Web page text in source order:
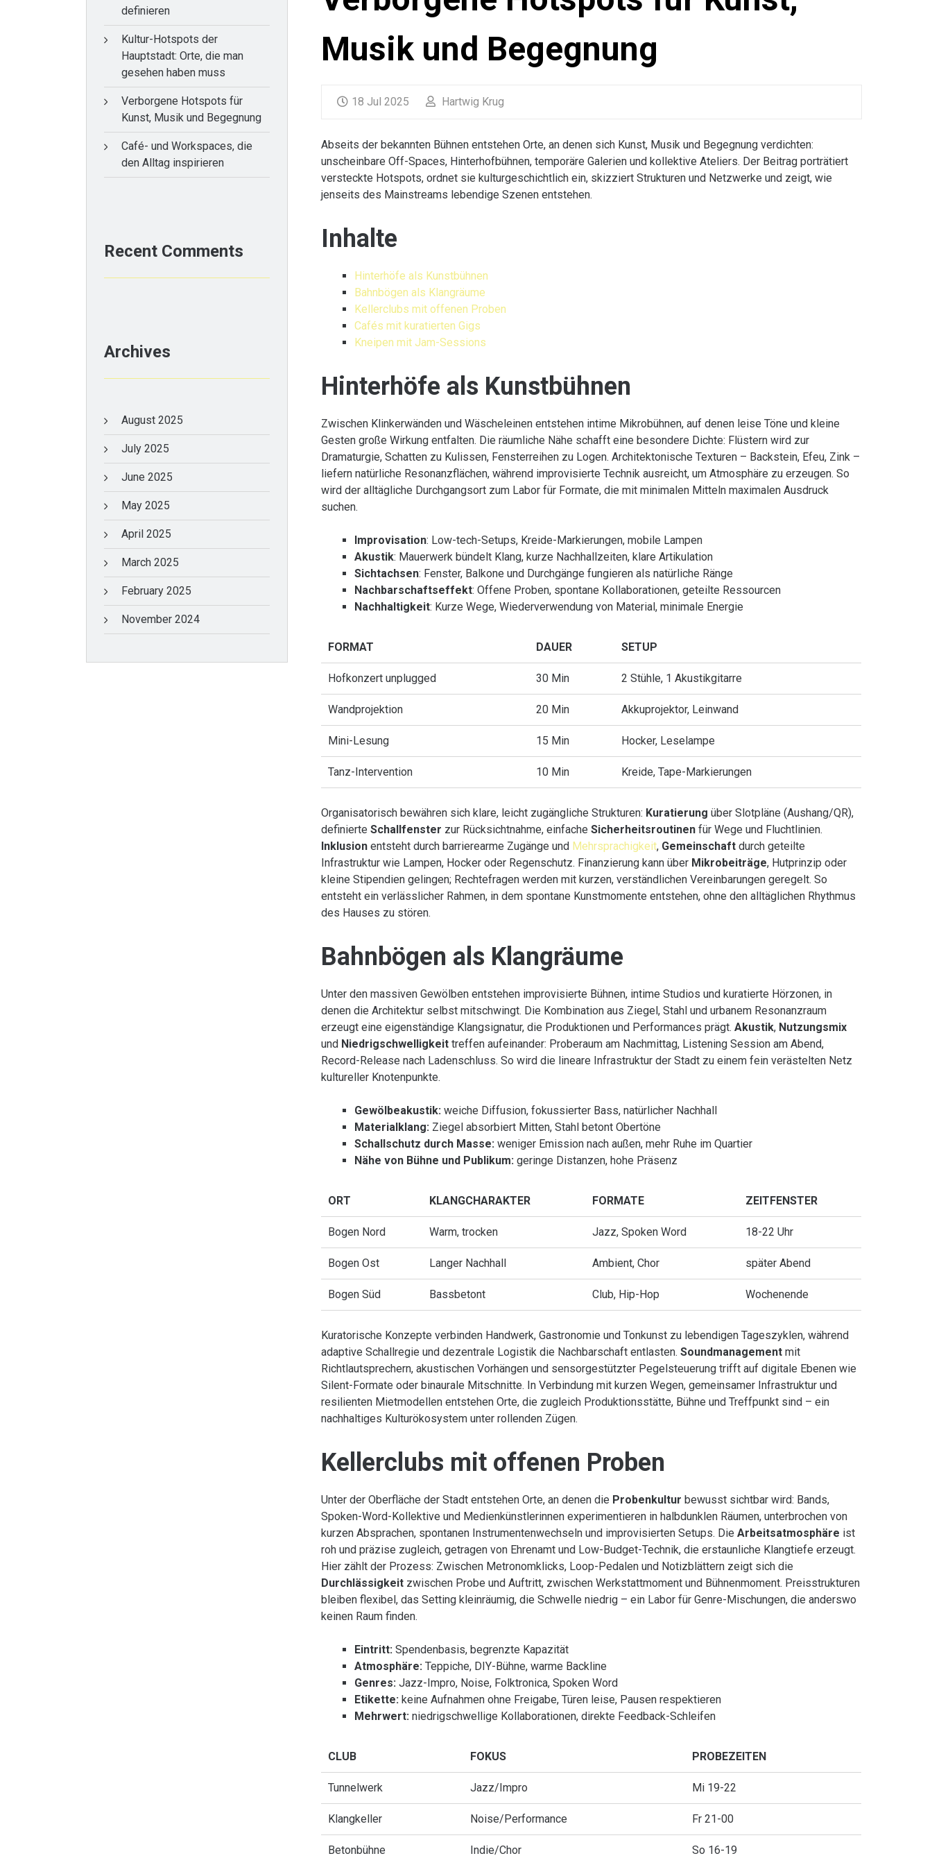
definieren
Kultur-Hotspots der
Hauptstadt: Orte, die man
gesehen haben muss
Verborgene Hotspots für
Kunst, Musik und Begegnung
Café- und Workspaces, die
den Alltag inspirieren
Recent Comments
Archives
August 2025
July 2025
June 2025
May 2025
April 2025
March 2025
February 2025
November 2024
Musik und Begegnung
18 Jul 2025 Hartwig Krug
Abseits der bekannten Bühnen entstehen Orte, an denen sich Kunst, Musik und Begegnung verdichten:
unscheinbare Off-Spaces, Hinterhofbühnen, temporäre Galerien und kollektive Ateliers. Der Beitrag porträtiert
versteckte Hotspots, ordnet sie kulturgeschichtlich ein, skizziert Strukturen und Netzwerke und zeigt, wie
jenseits des Mainstreams lebendige Szenen entstehen.
Inhalte
Hinterhöfe als Kunstbühnen
Bahnbögen als Klangräume
Kellerclubs mit offenen Proben
Cafés mit kuratierten Gigs
Kneipen mit Jam-Sessions
Hinterhöfe als Kunstbühnen
Zwischen Klinkerwänden und Wäscheleinen entstehen intime Mikrobühnen, auf denen leise Töne und kleine
Gesten große Wirkung entfalten. Die räumliche Nähe schafft eine besondere Dichte: Flüstern wird zur
Dramaturgie, Schatten zu Kulissen, Fensterreihen zu Logen. Architektonische Texturen – Backstein, Efeu, Zink –
liefern natürliche Resonanzflächen, während improvisierte Technik ausreicht, um Atmosphäre zu erzeugen. So
wird der alltägliche Durchgangsort zum Labor für Formate, die mit minimalen Mitteln maximalen Ausdruck
suchen.
Improvisation: Low-tech-Setups, Kreide-Markierungen, mobile Lampen
Akustik: Mauerwerk bündelt Klang, kurze Nachhallzeiten, klare Artikulation
Sichtachsen: Fenster, Balkone und Durchgänge fungieren als natürliche Ränge
Nachbarschaftseffekt: Offene Proben, spontane Kollaborationen, geteilte Ressourcen
Nachhaltigkeit: Kurze Wege, Wiederverwendung von Material, minimale Energie
FORMAT DAUER SETUP
Hofkonzert unplugged 30 Min 2 Stühle, 1 Akustikgitarre
Wandprojektion 20 Min Akkuprojektor, Leinwand
Mini-Lesung 15 Min Hocker, Leselampe
Tanz-Intervention 10 Min Kreide, Tape-Markierungen
Organisatorisch bewähren sich klare, leicht zugängliche Strukturen: Kuratierung über Slotpläne (Aushang/QR),
definierteSchallfenster zur Rücksichtnahme, einfacheSicherheitsroutinen für Wege und Fluchtlinien.
Inklusion entsteht durch barrierearme Zugänge und Mehrsprachigkeit, Gemeinschaft durch geteilte
Infrastruktur wie Lampen, Hocker oder Regenschutz. Finanzierung kann über Mikrobeiträge, Hutprinzip oder
kleine Stipendien gelingen; Rechtefragen werden mit kurzen, verständlichen Vereinbarungen geregelt. So
entsteht ein verlässlicher Rahmen, in dem spontane Kunstmomente entstehen, ohne den alltäglichen Rhythmus
des Hauses zu stören.
Bahnbögen als Klangräume
Unter den massiven Gewölben entstehen improvisierte Bühnen, intime Studios und kuratierte Hörzonen, in
denen die Architektur selbst mitschwingt. Die Kombination aus Ziegel, Stahl und urbanem Resonanzraum
erzeugt eine eigenständige Klangsignatur, die Produktionen und Performances prägt.Akustik, Nutzungsmix
und Niedrigschwelligkeit treffen aufeinander: Proberaum am Nachmittag, Listening Session am Abend,
Record-Release nach Ladenschluss. So wird die lineare Infrastruktur der Stadt zu einem fein verästelten Netz
kultureller Knotenpunkte.
Gewölbeakustik: weiche Diffusion, fokussierter Bass, natürlicher Nachhall
Materialklang: Ziegel absorbiert Mitten, Stahl betont Obertöne
Schallschutz durch Masse: weniger Emission nach außen, mehr Ruhe im Quartier
Nähe von Bühne und Publikum: geringe Distanzen, hohe Präsenz
ORT KLANGCHARAKTER FORMATE ZEITFENSTER
Bogen Nord Warm, trocken Jazz, Spoken Word 18-22 Uhr
Bogen Ost Langer Nachhall Ambient, Chor später Abend
Bogen Süd Bassbetont Club, Hip-Hop Wochenende
Kuratorische Konzepte verbinden Handwerk, Gastronomie und Tonkunst zu lebendigen Tageszyklen, während
adaptive Schallregie und dezentrale Logistik die Nachbarschaft entlasten.Soundmanagement mit
Richtlautsprechern, akustischen Vorhängen und sensorgestützter Pegelsteuerung trifft auf digitale Ebenen wie
Silent-Formate oder binaurale Mitschnitte. In Verbindung mit kurzen Wegen, gemeinsamer Infrastruktur und
resilienten Mietmodellen entstehen Orte, die zugleich Produktionsstätte, Bühne und Treffpunkt sind – ein
nachhaltiges Kulturökosystem unter rollenden Zügen.
Kellerclubs mit offenen Proben
Unter der Oberfläche der Stadt entstehen Orte, an denen die Probenkultur bewusst sichtbar wird: Bands,
Spoken-Word-Kollektive und Medienkünstlerinnen experimentieren in halbdunklen Räumen, unterbrochen von
kurzen Absprachen, spontanen Instrumentenwechseln und improvisierten Setups. DieArbeitsatmosphäre ist
roh und präzise zugleich, getragen von Ehrenamt und Low-Budget-Technik, die erstaunliche Klangtiefe erzeugt.
Hier zählt der Prozess: Zwischen Metronomklicks, Loop-Pedalen und Notizblättern zeigt sich die
Durchlässigkeit zwischen Probe und Auftritt, zwischen Werkstattmoment und Bühnenmoment. Preisstrukturen
bleiben flexibel, das Setting kleinräumig, die Schwelle niedrig – ein Labor für Genre-Mischungen, die anderswo
keinen Raum finden.
Eintritt: Spendenbasis, begrenzte Kapazität
Atmosphäre: Teppiche, DIY-Bühne, warme Backline
Genres: Jazz-Impro, Noise, Folktronica, Spoken Word
Etikette: keine Aufnahmen ohne Freigabe, Türen leise, Pausen respektieren
Mehrwert: niedrigschwellige Kollaborationen, direkte Feedback-Schleifen
CLUB FOKUS PROBEZEITEN
Tunnelwerk Jazz/Impro Mi 19-22
Klangkeller Noise/Performance Fr 21-00
Betonbühne Indie/Chor So 16-19